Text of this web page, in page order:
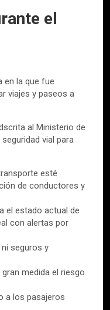
el
en la que fue
viajes y paseos a
al Ministerio de
vial para
esté
de conductores y
el estado actual de
con alertas por
seguros y
medida el riesgo
a los pasajeros